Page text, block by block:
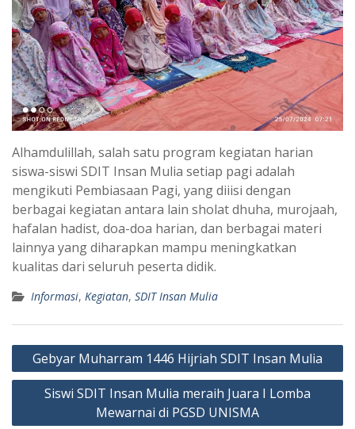
Alhamdulillah, salah satu program kegiatan harian
siswa-siswi SDIT Insan Mulia setiap pagi adalah
mengikuti Pembiasaan Pagi, yang diiisi dengan
berbagai kegiatan antara lain sholat dhuha, murojaah,
hafalan hadist, doa-doa harian, dan berbagai materi
lainnya yang diharapkan mampu meningkatkan
kualitas dari seluruh peserta didik.
Informasi, Kegiatan, SDIT Insan Mulia
Post
navigation
Gebyar Muharram 1446 Hijriah SDIT Insan Mulia
Siswi SDIT Insan Mulia meraih Juara I Lomba
Mewarnai di PGSD UNISMA